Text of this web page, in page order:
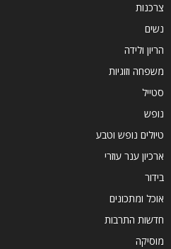
צרכנות
נשים
הריון ולידה
משפחה וזוגיות
סטייל
נופש
טיולים נופש וטבע
ארכיון ענר עוזרי
בידור
אוכל ומתכונים
חדשות התרבות
מוסיקה